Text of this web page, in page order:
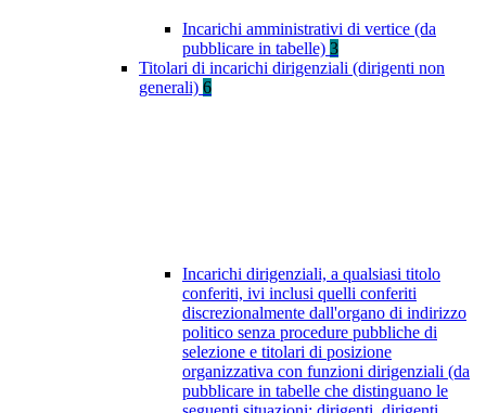
Incarichi amministrativi di vertice (da
pubblicare in tabelle) 3
Titolari di incarichi dirigenziali (dirigenti non
generali) 6
Incarichi dirigenziali, a qualsiasi titolo
conferiti, ivi inclusi quelli conferiti
discrezionalmente dall'organo di indirizzo
politico senza procedure pubbliche di
selezione e titolari di posizione
organizzativa con funzioni dirigenziali (da
pubblicare in tabelle che distinguano le